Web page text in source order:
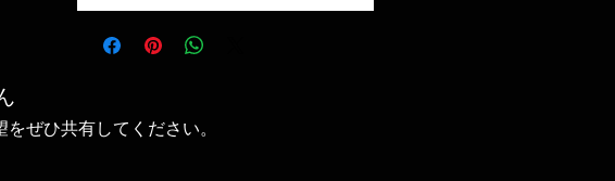
ぜひ共有してください。